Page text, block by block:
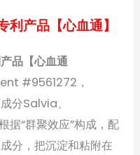
产品【心血通】
品【心血通
#9561272，
分Salvia、
“群聚效应”构成，配
分，把沉淀和粘附在